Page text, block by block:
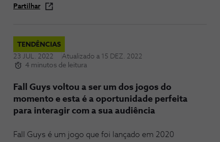
Partilhar
TENDÊNCIAS
23 JUL. 2022
Atualizado a 15 DEZ. 2022
4 minutos de leitura
Fall Guys voltou a ser um dos jogos do
momento e esta é a oportunidade perfeita
para interagir com a sua audiência
Fall Guys é um jogo que foi lançado em 2020